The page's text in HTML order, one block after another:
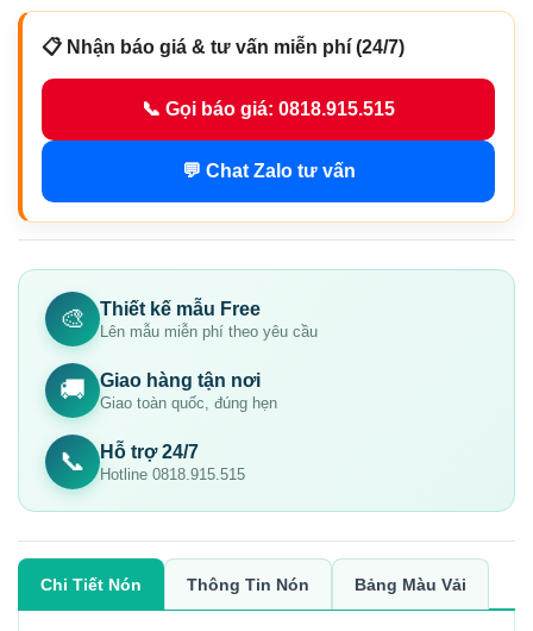
📋 Nhận báo giá & tư vấn miễn phí (24/7)
📞 Gọi báo giá: 0818.915.515
💬 Chat Zalo tư vấn
🎨 Thiết kế mẫu Free
Lên mẫu miễn phí theo yêu cầu
🚚 Giao hàng tận nơi
Giao toàn quốc, đúng hẹn
📞 Hỗ trợ 24/7
Hotline 0818.915.515
Chi Tiết Nón Thông Tin Nón Bảng Màu Vải